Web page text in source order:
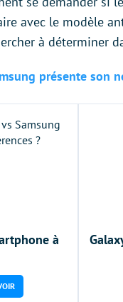
avec le modèle
à déterminer
présente son
à